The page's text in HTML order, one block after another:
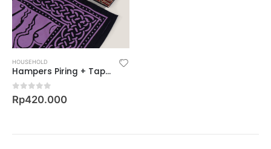
HOUSEHOLD
Hampers Piring + Taplak
0out of 5
Rp420.000